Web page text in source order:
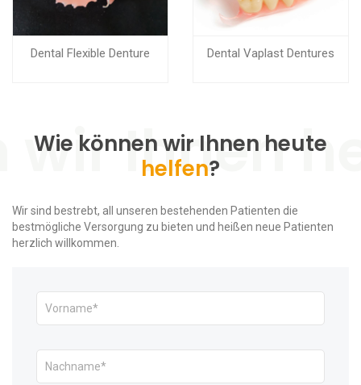
Dental Flexible Denture Dental Vaplast Dentures
Wie können wir Ihnen heute
helfen?
Wir sind bestrebt, all unseren bestehenden Patienten die
bestmögliche Versorgung zu bieten und heißen neue Patienten
herzlich willkommen.